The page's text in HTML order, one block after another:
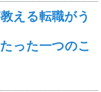
える転職がう
った一つのこ